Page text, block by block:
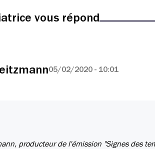
vous répond
05/02/2020 - 10:01
producteur de l'émission "Signes des